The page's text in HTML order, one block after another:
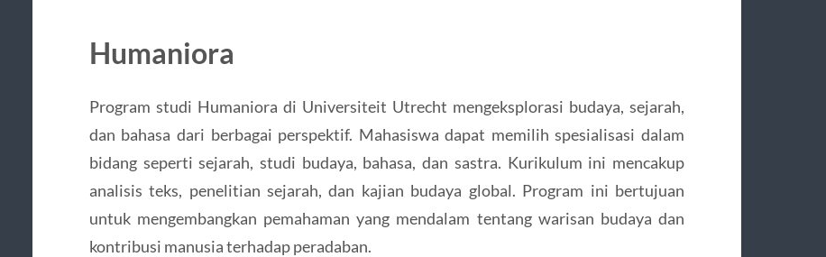
Humaniora
Program studi Humaniora di Universiteit Utrecht mengeksplorasi budaya, sejarah,
dan bahasa dari berbagai perspektif. Mahasiswa dapat memilih spesialisasi dalam
bidang seperti sejarah, studi budaya, bahasa, dan sastra. Kurikulum ini mencakup
analisis teks, penelitian sejarah, dan kajian budaya global. Program ini bertujuan
untuk mengembangkan pemahaman yang mendalam tentang warisan budaya dan
kontribusi manusia terhadap peradaban.